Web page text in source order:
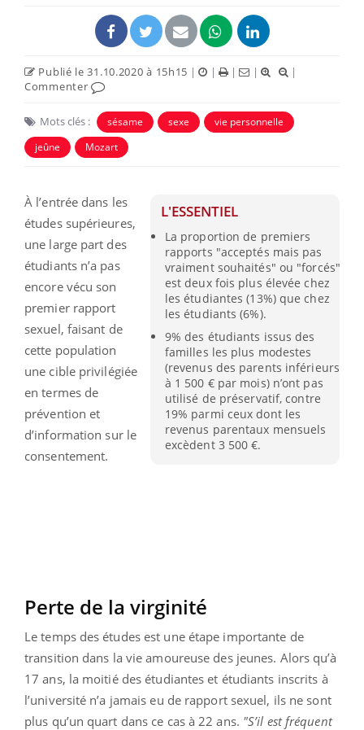
Publié le 31.10.2020 à 15h15 | | | |
|
Commenter
Mots clés : sésame sexe
vie personnelle
jeûne
Mozart
L'ESSENTIEL
La proportion de premiers
rapports "acceptés mais pas
vraiment souhaités" ou "forcés"
est deux fois plus élevée chez
les étudiantes (13%) que chez
les étudiants (6%).
9% des étudiants issus des
familles les plus modestes
(revenus des parents inférieurs
à 1 500 € par mois) n’ont pas
utilisé de préservatif, contre
19% parmi ceux dont les
revenus parentaux mensuels
excèdent 3 500 €.
À l’entrée dans les
études supérieures,
une large part des
étudiants n’a pas
encore vécu son
premier rapport
sexuel, faisant de
cette population
une cible privilégiée
en termes de
prévention et
d’information sur le
consentement.
Perte de la virginité
Le temps des études est une étape importante de
transition dans la vie amoureuse des jeunes. Alors qu’à
17 ans, la moitié des étudiantes et étudiants inscrits à
l’université n’a jamais eu de rapport sexuel, ils ne sont
plus qu’un quart dans ce cas à 22 ans. "S’il est fréquent